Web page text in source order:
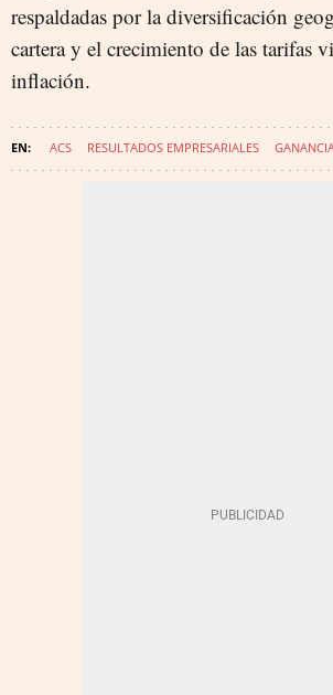
respaldadas por la diversificación
cartera y el crecimiento de las tarifas
inflación.
ACS RESULTADOS EMPRESARIALES